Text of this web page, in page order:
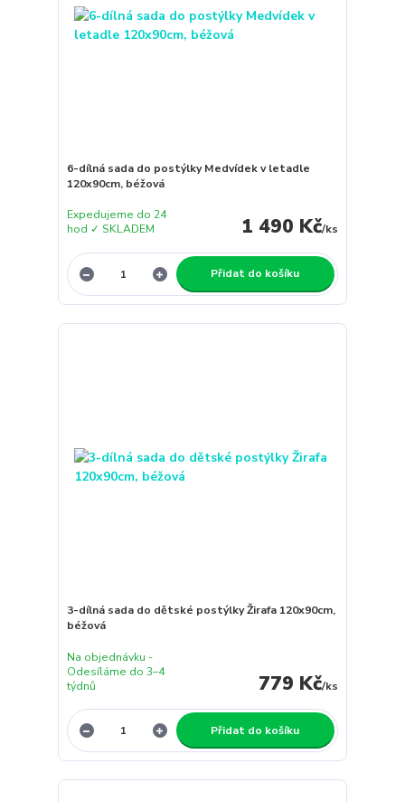
6-dílná sada do postýlky Medvídek v letadle
120x90cm, béžová
1 490 Kč/ks
Expedujeme do 24
hod ✓ SKLADEM
Přidat do košíku
3-dílná sada do dětské postýlky Žirafa 120x90cm,
béžová
779 Kč/ks
Na objednávku -
Odesíláme do 3–4
týdnů
Přidat do košíku